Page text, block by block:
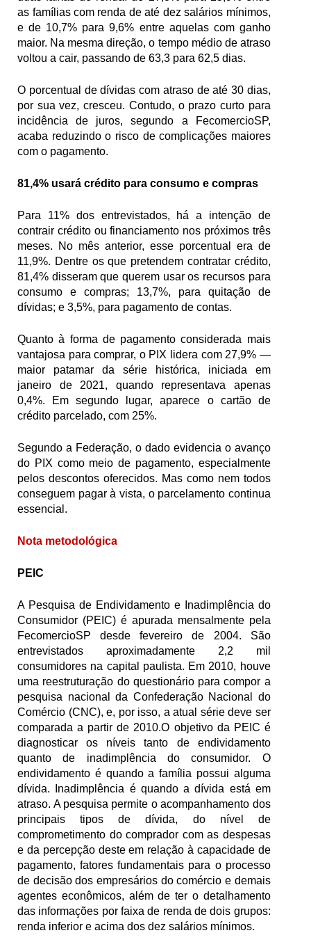
as famílias com renda de até dez salários mínimos,
e de 10,7% para 9,6% entre aquelas com ganho
maior. Na mesma direção, o tempo médio de atraso
voltou a cair, passando de 63,3 para 62,5 dias.
O porcentual de dívidas com atraso de até 30 dias,
por sua vez, cresceu. Contudo, o prazo curto para
incidência de juros, segundo a FecomercioSP,
acaba reduzindo o risco de complicações maiores
com o pagamento.
81,4% usará crédito para consumo e compras
Para 11% dos entrevistados, há a intenção de
contrair crédito ou financiamento nos próximos três
meses. No mês anterior, esse porcentual era de
11,9%. Dentre os que pretendem contratar crédito,
81,4% disseram que querem usar os recursos para
consumo e compras; 13,7%, para quitação de
dívidas; e 3,5%, para pagamento de contas.
Quanto à forma de pagamento considerada mais
vantajosa para comprar, o PIX lidera com 27,9% —
maior patamar da série histórica, iniciada em
janeiro de 2021, quando representava apenas
0,4%. Em segundo lugar, aparece o cartão de
crédito parcelado, com 25%.
Segundo a Federação, o dado evidencia o avanço
do PIX como meio de pagamento, especialmente
pelos descontos oferecidos. Mas como nem todos
conseguem pagar à vista, o parcelamento continua
essencial.
Nota metodológica
PEIC
A Pesquisa de Endividamento e Inadimplência do
Consumidor (PEIC) é apurada mensalmente pela
FecomercioSP desde fevereiro de 2004. São
entrevistados aproximadamente 2,2 mil
consumidores na capital paulista. Em 2010, houve
uma reestruturação do questionário para compor a
pesquisa nacional da Confederação Nacional do
Comércio (CNC), e, por isso, a atual série deve ser
comparada a partir de 2010.O objetivo da PEIC é
diagnosticar os níveis tanto de endividamento
quanto de inadimplência do consumidor. O
endividamento é quando a família possui alguma
dívida. Inadimplência é quando a dívida está em
atraso. A pesquisa permite o acompanhamento dos
principais tipos de dívida, do nível de
comprometimento do comprador com as despesas
e da percepção deste em relação à capacidade de
pagamento, fatores fundamentais para o processo
de decisão dos empresários do comércio e demais
agentes econômicos, além de ter o detalhamento
das informações por faixa de renda de dois grupos:
renda inferior e acima dos dez salários mínimos.